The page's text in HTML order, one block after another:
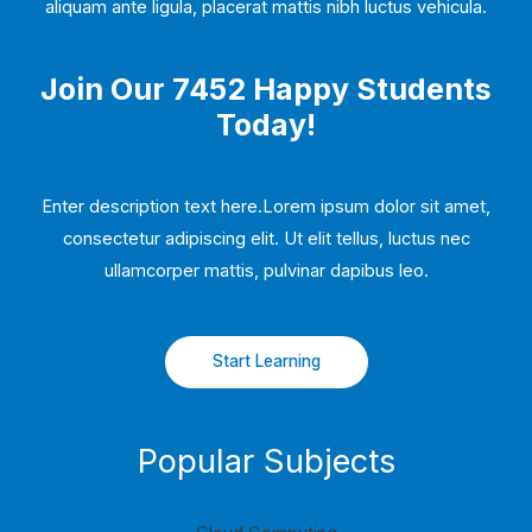
aliquam ante ligula, placerat mattis nibh luctus vehicula.
Join Our 7452 Happy Students​
Today!
Enter description text here.Lorem ipsum dolor sit amet,
consectetur adipiscing elit. Ut elit tellus, luctus nec
ullamcorper mattis, pulvinar dapibus leo.​
Start Learning
Popular Subjects